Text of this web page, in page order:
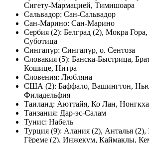
Сигету-Мармацией, Тимишоара
Сальвадор: Сан-Сальвадор
Сан-Марино: Сан-Марино
Сербия (2): Белград (2), Мокра
Суботица
Сингапур: Сингапур, о. Сентоза
Словакия (5): Банска-Быстрица,
Кошице, Нитра
Словения: Любляна
США (2): Баффало, Вашингтон,
Филадельфия
Таиланд: Аюттайя, Ко Лан,
Танзания: Дар-эс-Салам
Тунис: Набель
Турция (9): Алания (2), Анталья (2),
Гёреме (2), Инжекум, Каймаклы,